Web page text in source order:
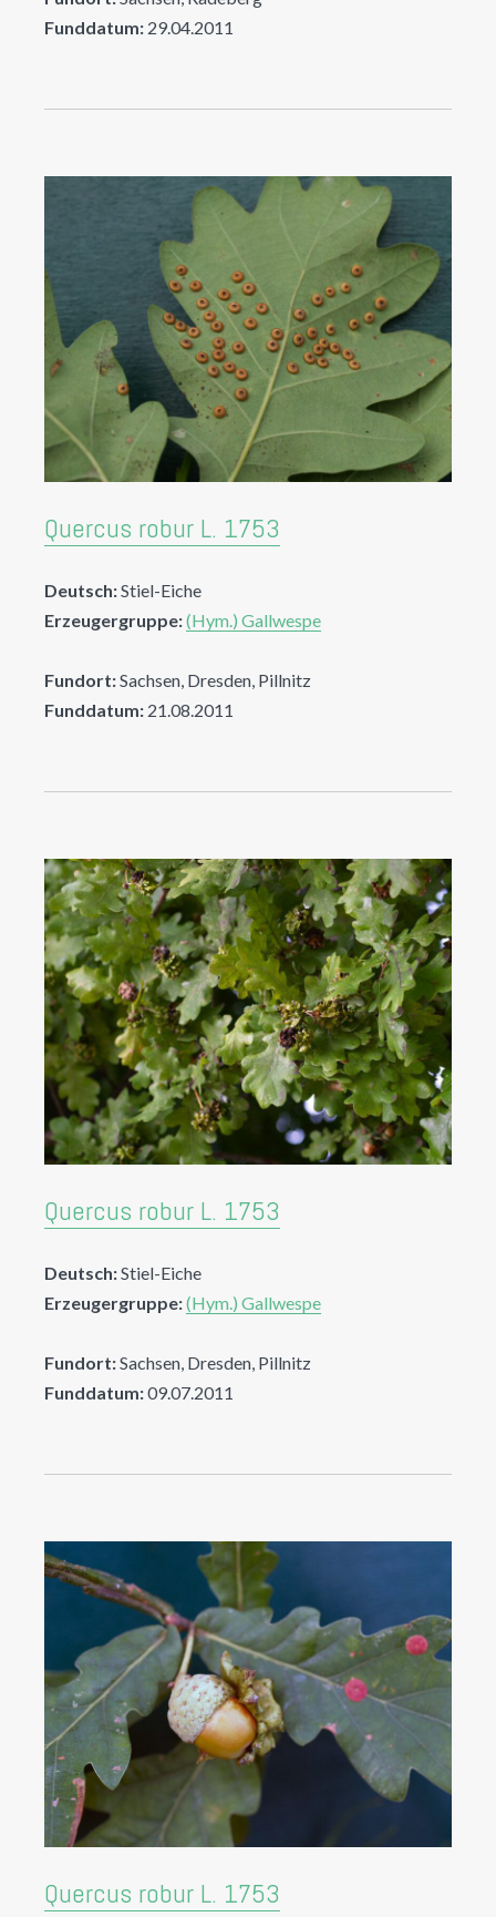
Funddatum: 29.04.2011
Quercus robur L. 1753
Deutsch:Stiel-Eiche
Erzeugergruppe:(Hym.) Gallwespe
Fundort:Sachsen, Dresden, Pillnitz
Funddatum: 21.08.2011
Quercus robur L. 1753
Deutsch:Stiel-Eiche
Erzeugergruppe:(Hym.) Gallwespe
Fundort:Sachsen, Dresden, Pillnitz
Funddatum:09.07.2011
Quercus robur L. 1753